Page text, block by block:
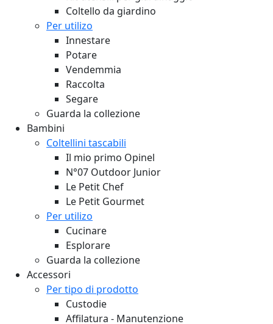
Coltello da giardino
Per utilizo
Innestare
Potare
Vendemmia
Raccolta
Segare
Guarda la collezione
Bambini
Coltellini tascabili
Il mio primo Opinel
N°07 Outdoor Junior
Le Petit Chef
Le Petit Gourmet
Per utilizo
Cucinare
Esplorare
Guarda la collezione
Accessori
Per tipo di prodotto
Custodie
Affilatura - Manutenzione